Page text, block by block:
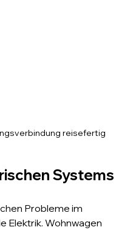
reisefertig
Systems
Probleme im
Elektrik. Wohnwagen